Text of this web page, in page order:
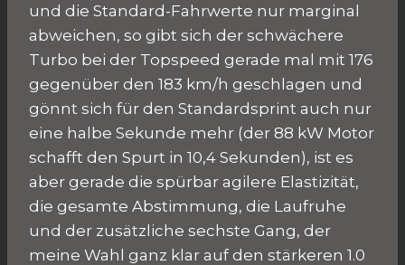
und die Standard-Fahrwerte nur marginal
abweichen, so gibt sich der schwächere
Turbo bei der Topspeed gerade mal mit 176
gegenüber den 183 km/h geschlagen und
gönnt sich für den Standardsprint auch nur
eine halbe Sekunde mehr (der 88 kW Motor
schafft den Spurt in 10,4 Sekunden), ist es
aber gerade die spürbar agilere Elastizität,
die gesamte Abstimmung, die Laufruhe
und der zusätzliche sechste Gang, der
meine Wahl ganz klar auf den stärkeren 1.0